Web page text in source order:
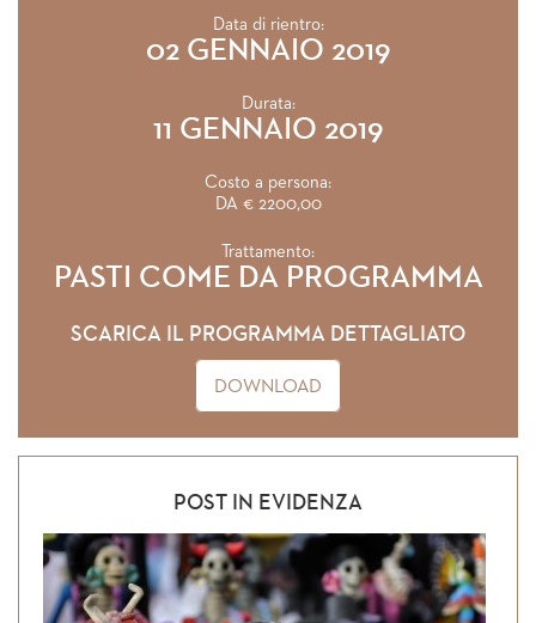
Data di rientro:
02 GENNAIO 2019
Durata:
11 GENNAIO 2019
Costo a persona:
DA € 2200,00
Trattamento:
PASTI COME DA PROGRAMMA
SCARICA IL PROGRAMMA DETTAGLIATO
DOWNLOAD
POST IN EVIDENZA